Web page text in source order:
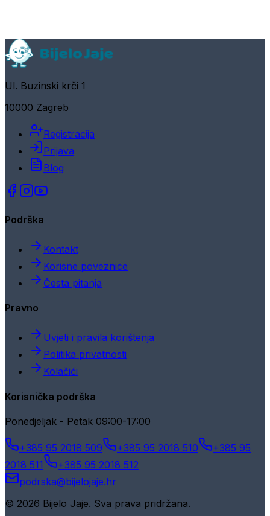
Ul. Buzinski krči 1
10000 Zagreb
Registracija
Prijava
Blog
Podrška
Kontakt
Korisne poveznice
Česta pitanja
Pravno
Uvjeti i pravila korištenja
Politika privatnosti
Kolačići
Korisnička podrška
Ponedjeljak - Petak 09:00-17:00
+385 95 2018 509 +385 95 2018 510
+385 95
2018 511
+385 95 2018 512
podrska@bijelojaje.hr
© 2026 Bijelo Jaje. Sva prava pridržana.